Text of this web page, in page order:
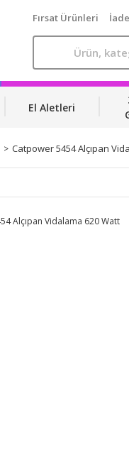
Fırsat Ürünleri
El Aletleri
Catpower 5454 Alçıpan